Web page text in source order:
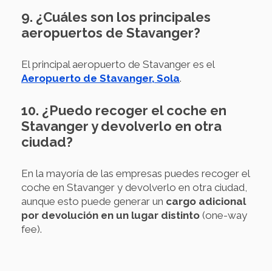
9. ¿Cuáles son los principales
aeropuertos de Stavanger?
El principal aeropuerto de Stavanger es el
Aeropuerto de Stavanger, Sola.
10. ¿Puedo recoger el coche en
Stavanger y devolverlo en otra
ciudad?
En la mayoría de las empresas puedes recoger el
coche en Stavanger y devolverlo en otra ciudad,
aunque esto puede generar un cargo adicional
por devolución en un lugar distinto (one-way
fee).